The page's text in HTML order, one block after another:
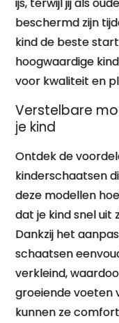
beschermd zijn
kind de beste
hoogwaardige
voor kwaliteit en
Verstelbare
je kind
Ontdek de
kinderschaatsen
deze modellen
dat je kind snel uit
Dankzij het
schaatsen
verkleind,
groeiende voeten
kunnen ze